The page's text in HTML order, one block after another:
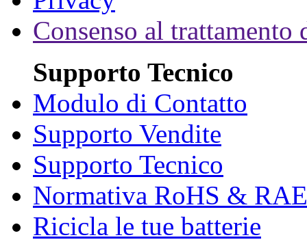
Consenso al trattamento
Supporto Tecnico
Modulo di Contatto
Supporto Vendite
Supporto Tecnico
Normativa RoHS &
Ricicla le tue batterie